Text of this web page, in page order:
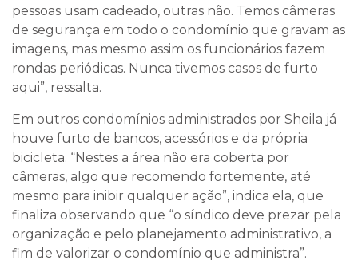
pessoas usam cadeado, outras não. Temos câmeras
de segurança em todo o condomínio que gravam as
imagens, mas mesmo assim os funcionários fazem
rondas periódicas. Nunca tivemos casos de furto
aqui”, ressalta.
Em outros condomínios administrados por Sheila já
houve furto de bancos, acessórios e da própria
bicicleta. “Nestes a área não era coberta por
câmeras, algo que recomendo fortemente, até
mesmo para inibir qualquer ação”, indica ela, que
finaliza observando que “o síndico deve prezar pela
organização e pelo planejamento administrativo, a
fim de valorizar o condomínio que administra”.